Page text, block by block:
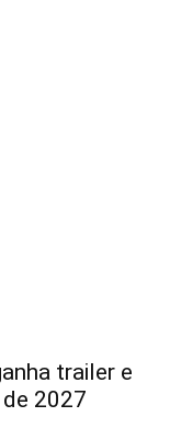
trailer e
2027